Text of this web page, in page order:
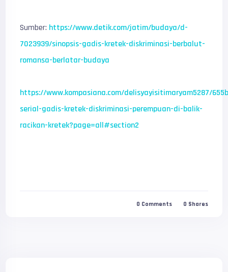
Sumber: https://www.detik.com/jatim/budaya/d-
7023939/sinopsis-gadis-kretek-diskriminasi-berbalut-
romansa-berlatar-budaya
https://www.kompasiana.com/delisyayisitimaryam5287/
serial-gadis-kretek-diskriminasi-perempuan-di-balik-
racikan-kretek?page=all#section2
0 Comments 0 Shares